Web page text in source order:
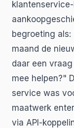
begroeting
maand de
daar een
mee helpen?"
service was
maatwerk
via API-